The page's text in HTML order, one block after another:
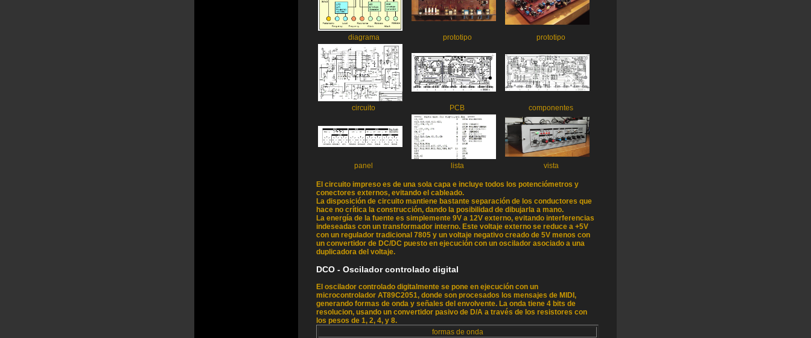
diagrama prototipo prototipo
circuito PCB componentes
panel lista vista
El circuito impreso es de una sola capa e incluye todos los potenciómetros y
conectores externos, evitando el cableado.
La disposición de circuito mantiene bastante separación de los conductores que
hace no crítica la construcción, dando la posibilidad de dibujarla a mano.
La energía de la fuente es simplemente 9V a 12V externo, evitando interferencias
indeseadas con un transformador interno. Este voltaje externo se reduce a +5V
con un regulador tradicional 7805 y un voltaje negativo creado de 5V menos con
un convertidor de DC/DC puesto en ejecución con un oscilador asociado a una
duplicadora del voltaje.
DCO - Oscilador controlado digital
El oscilador controlado digitalmente se pone en ejecución con un
microcontrolador AT89C2051, donde son procesados los mensajes de MIDI,
generando formas de onda y señales del envolvente. La onda tiene 4 bits de
resolucion, usando un convertidor pasivo de D/A a través de los resistores con
los pesos de 1, 2, 4, y 8.
formas de onda